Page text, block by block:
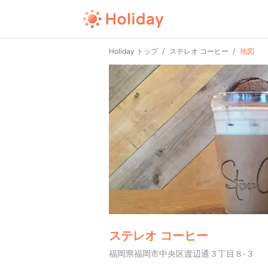
Holiday トップ ステレオ コーヒー 地図
ステレオ コーヒー
福岡県福岡市中央区渡辺通３丁目８-３